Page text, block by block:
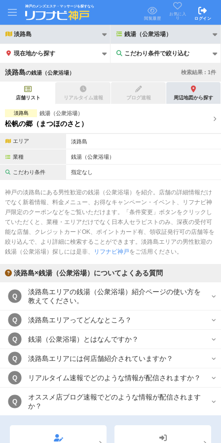
神戸のメンズエステ・マッサージを探すなら
閲覧履歴
お気に入
り
ログイン
淡路島 銭湯（公衆浴場）
現在地から探す こだわり条件で絞り込む
こだわり条件で絞り込む
21時以降も受付
2名様歓迎 団体様歓迎
完全個室 半個室あり
ペアルームあり シャワー室完備
日本人スタッフのみ
スタッフ指名可 Ｗセラピスト
駅から徒歩5分以内
淡路島の銭湯（公衆浴場） 検索結果 : 1件
店舗リスト リアルタイム速報 ブログ速報 周辺地図から探す
淡路島 銭湯（公衆浴場）
松帆の郷（まつほのさと）
エリア 淡路島
業種 銭湯（公衆浴場）
こだわり条件 指定なし
神戸の淡路島にある男性歓迎の銭湯（公衆浴場）を紹介。店舗の詳細情報だけ
でなく新着情報、料金メニュー、お得なキャンペーン・イベント、リフナビ神
戸限定のクーポンなどをご覧いただけます。「条件変更」ボタンをクリックし
ていただくと、業種・エリアだけでなく日本人セラピストのみ、深夜の受付可
能な店舗、クレジットカードOK、ポイントカード有、領収証発行可の店舗等を
絞り込んで、より詳細に検索することができます。淡路島エリアの男性歓迎の
銭湯（公衆浴場）探しには是非、
リフナビ神戸をご活用ください。
淡路島×銭湯（公衆浴場）についてよくある質問
Q
淡路島エリアの銭湯（公衆浴場）紹介ページの使い方を
教えてください。
Q 淡路島エリアってどんなところ？
Q 銭湯（公衆浴場）とはなんですか？
Q 淡路島エリアには何店舗紹介されていますか？
Q リアルタイム速報でどのような情報が配信されますか？
Q
オススメ店ブログ速報でどのような情報が配信されます
か？